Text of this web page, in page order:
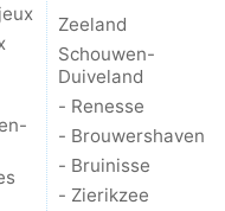
Zeeland
Schouwen-
Duiveland
- Renesse
- Brouwershaven
- Bruinisse
- Zierikzee